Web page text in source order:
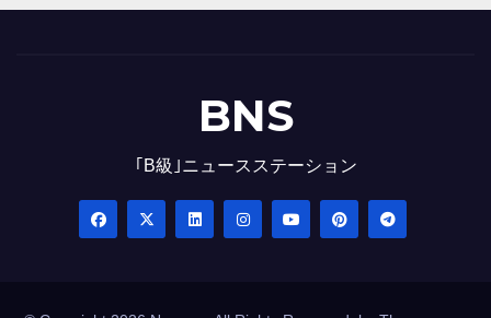
BNS
｢B級｣ニュースステーション